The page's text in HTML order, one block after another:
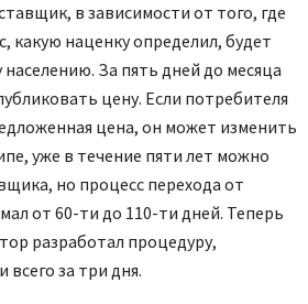
в зависимости от того, где
какую наценку определил, будет
За пять дней до месяца
цену. Если потребителя
цена, он может изменить
уже в течение пяти лет можно
но процесс перехода от
от 60-ти до 110-ти дней. Теперь
разработал процедуру,
за три дня.